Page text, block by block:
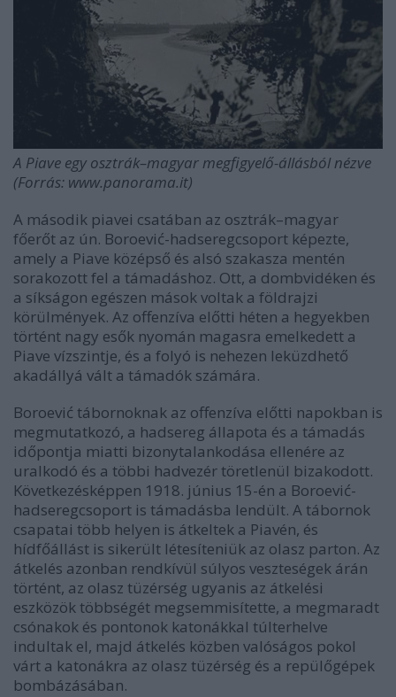
A Piave egy osztrák–magyar megfigyelő-állásból nézve
(Forrás: www.panorama.it)
A második piavei csatában az osztrák–magyar
főerőt az ún. Boroević-hadseregcsoport képezte,
amely a Piave középső és alsó szakasza mentén
sorakozott fel a támadáshoz. Ott, a dombvidéken és
a síkságon egészen mások voltak a földrajzi
körülmények. Az offenzíva előtti héten a hegyekben
történt nagy esők nyomán magasra emelkedett a
Piave vízszintje, és a folyó is nehezen leküzdhető
akadállyá vált a támadók számára.
Boroević tábornoknak az offenzíva előtti napokban is
megmutatkozó, a hadsereg állapota és a támadás
időpontja miatti bizonytalankodása ellenére az
uralkodó és a többi hadvezér töretlenül bizakodott.
Következésképpen 1918. június 15-én a Boroević-
hadseregcsoport is támadásba lendült. A tábornok
csapatai több helyen is átkeltek a Piavén, és
hídfőállást is sikerült létesíteniük az olasz parton. Az
átkelés azonban rendkívül súlyos veszteségek árán
történt, az olasz tüzérség ugyanis az átkelési
eszközök többségét megsemmisítette, a megmaradt
csónakok és pontonok katonákkal túlterhelve
indultak el, majd átkelés közben valóságos pokol
várt a katonákra az olasz tüzérség és a repülőgépek
bombázásában.